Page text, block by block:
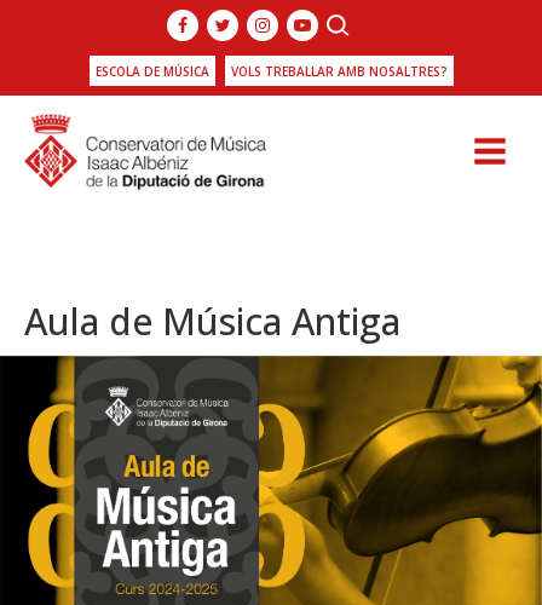
ESCOLA DE MÚSICA VOLS TREBALLAR AMB NOSALTRES?
Aula de Música Antiga